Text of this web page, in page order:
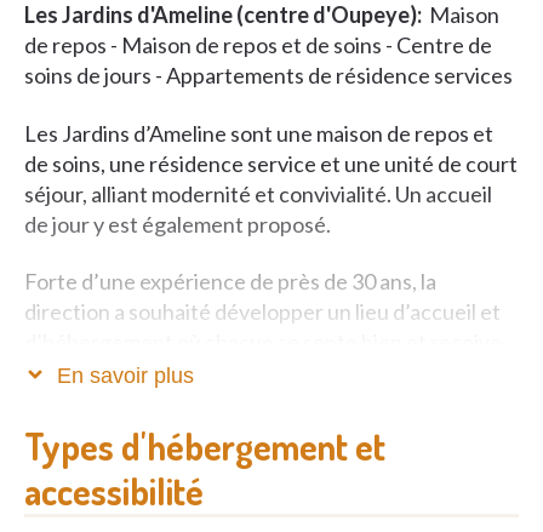
Les Jardins d'Ameline (centre d'Oupeye): Maison
de repos - Maison de repos et de soins - Centre de
soins de jours - Appartements de résidence services
Les Jardins d’Ameline sont une maison de repos et
de soins, une résidence service et une unité de court
séjour, alliant modernité et convivialité. Un accueil
de jour y est également proposé.
Forte d’une expérience de près de 30 ans, la
direction a souhaité développer un lieu d’accueil et
les soins et l’accompagnement dont il a besoin.
Une vie sans souci
Nous avons à cœur d’offrir à nos aînés un lieu de vie
En savoir plus
Types d'hébergement et
accessibilité